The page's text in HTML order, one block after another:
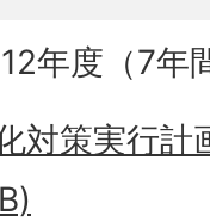
年度（7年
対策実行計